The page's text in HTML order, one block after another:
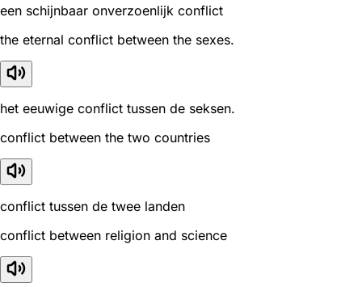
een schijnbaar onverzoenlijk conflict
the eternal conflict between the sexes.
het eeuwige conflict tussen de seksen.
conflict between the two countries
conflict tussen de twee landen
conflict between religion and science